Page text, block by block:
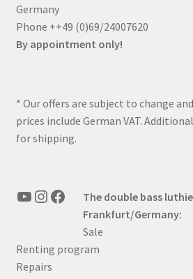
Germany
Phone ++49 (0)69/24007620
By appointment only!
* Our offers are subject to change
prices include German VAT.
for shipping.
YouTube
Instagram
FacebookThe double bass
Frankfurt/Germany:
Sale
Renting program
Repairs